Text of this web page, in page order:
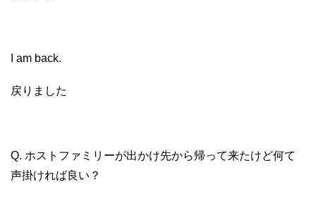
I am back.
戻りました
Q. ホストファミリーが出かけ先から帰って来たけど何て
声掛ければ良い？